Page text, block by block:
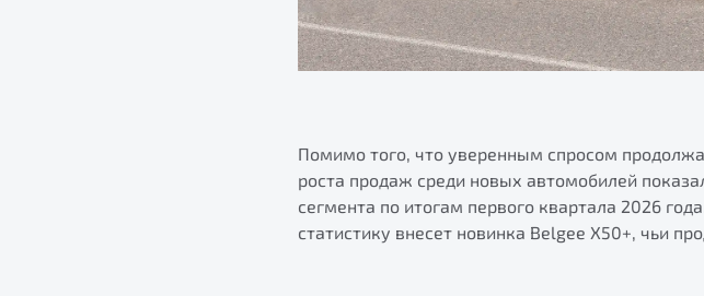
Помимо того, что уверенным спросом
роста продаж среди новых автомобилей
сегмента по итогам первого квартала 2026
статистику внесет новинка Belgee X50+, чьи